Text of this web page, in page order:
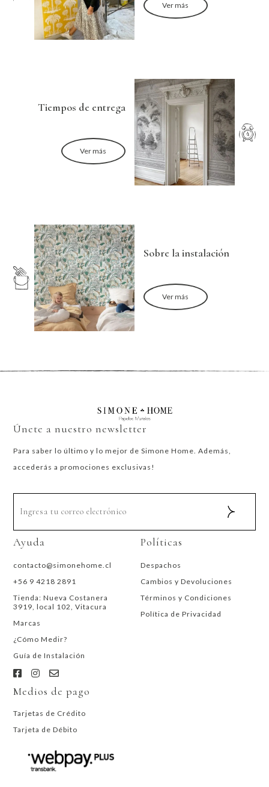
Ver más
Tiempos de entrega
Ver más
Sobre la instalación
Ver más
Únete a nuestro newsletter
Para saber lo último y lo mejor de Simone Home. Además,
accederás a promociones exclusivas!
Ayuda
contacto@simonehome.cl
+56 9 4218 2891
Tienda: Nueva Costanera
3919, local 102, Vitacura
Marcas
¿Cómo Medir?
Guía de Instalación
Políticas
Despachos
Cambios y Devoluciones
Términos y Condiciones
Política de Privacidad
Medios de pago
Tarjetas de Crédito
Tarjeta de Débito